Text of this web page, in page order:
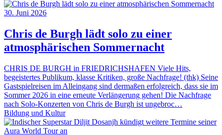
30. Juni 2026
Chris de Burgh lädt solo zu einer
atmosphärischen Sommernacht
CHRIS DE BURGH in FRIEDRICHSHAFEN Viele Hits,
begeistertes Publikum, klasse Kritiken, große Nachfrage! (thk) Seine
Gastspielreisen im Alleingang sind dermaßen erfolgreich, dass sie im
Sommer 2026 in eine erneute Verlängerung gehen! Die Nachfrage
nach Solo-Konzerten von Chris de Burgh ist ungebroc…
Bildung und Kultur